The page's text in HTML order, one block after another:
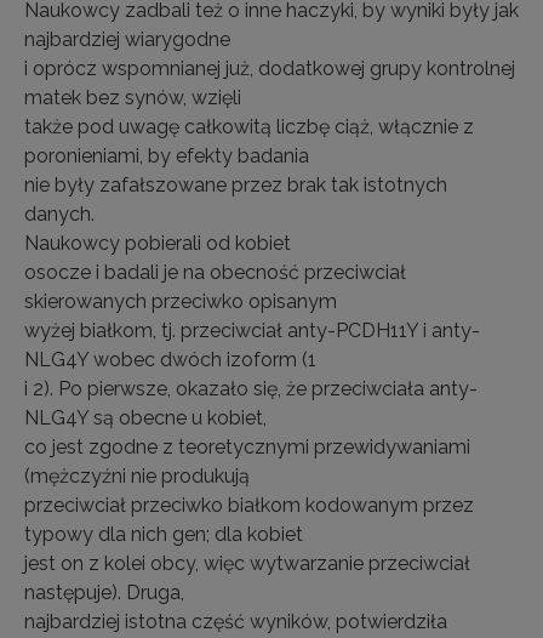
Naukowcy zadbali też o inne haczyki, by wyniki były jak
najbardziej wiarygodne
i oprócz wspomnianej już, dodatkowej grupy kontrolnej
matek bez synów, wzięli
także pod uwagę całkowitą liczbę ciąż, włącznie z
poronieniami, by efekty badania
nie były zafałszowane przez brak tak istotnych
danych.
Naukowcy pobierali od kobiet
osocze i badali je na obecność przeciwciał
skierowanych przeciwko opisanym
wyżej białkom, tj. przeciwciał anty-PCDH11Y i anty-
NLG4Y wobec dwóch izoform (1
i 2). Po pierwsze, okazało się, że przeciwciała anty-
NLG4Y są obecne u kobiet,
co jest zgodne z teoretycznymi przewidywaniami
(mężczyźni nie produkują
przeciwciał przeciwko białkom kodowanym przez
typowy dla nich gen; dla kobiet
jest on z kolei obcy, więc wytwarzanie przeciwciał
następuje). Druga,
najbardziej istotna część wyników, potwierdziła